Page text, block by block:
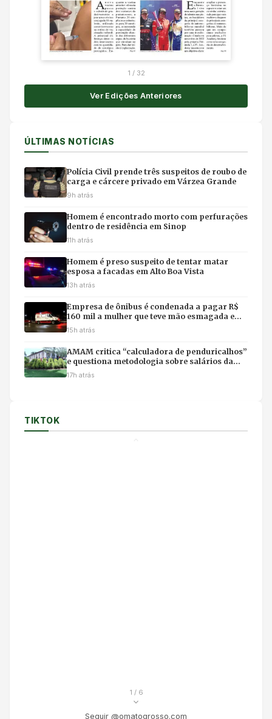
1 / 32
Ver Edições Anteriores
ÚLTIMAS NOTÍCIAS
Polícia Civil prende três suspeitos de roubo de
carga e cárcere privado em Várzea Grande
9h atrás
Homem é encontrado morto com perfurações
dentro de residência em Sinop
11h atrás
Homem é preso suspeito de tentar matar
esposa a facadas em Alto Boa Vista
13h atrás
Empresa de ônibus é condenada a pagar R$
160 mil a mulher que teve mão esmagada em
acidente
15h atrás
AMAM critica “calculadora de penduricalhos”
e questiona metodologia sobre salários da
magistratura
17h atrás
TIKTOK
1 / 6
Seguir @omatogrosso.com